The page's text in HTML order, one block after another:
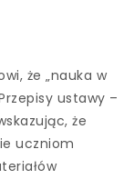
że „nauka w
ustawy –
że
uczniom